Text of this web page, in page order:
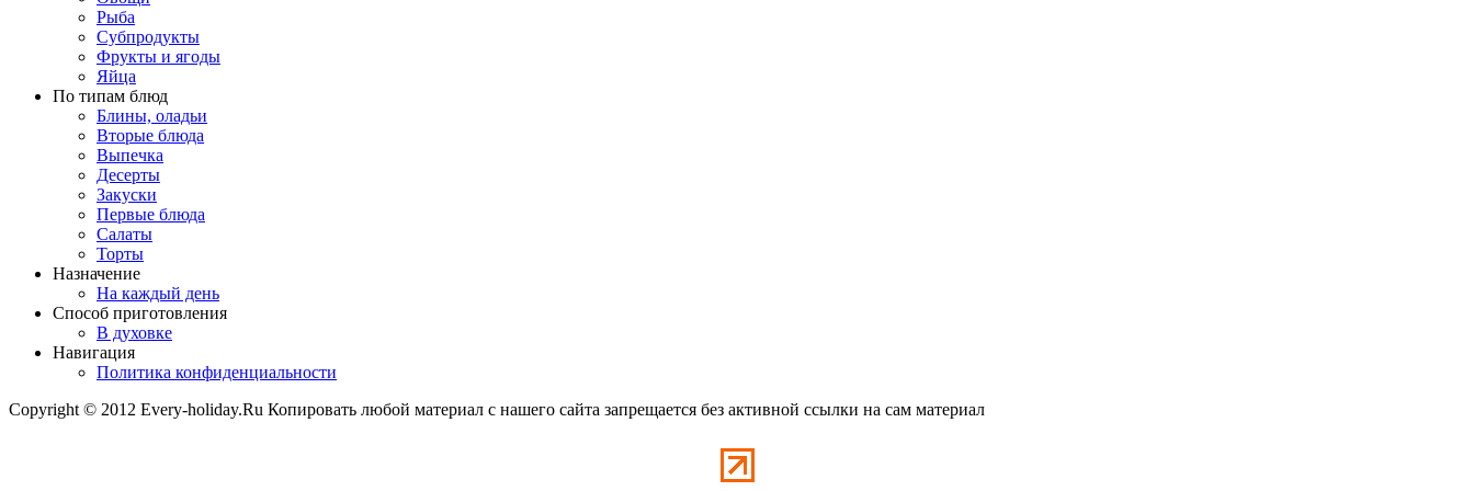
Рыба
Субпродукты
Фрукты и ягоды
Яйца
По типам блюд
Блины, оладьи
Вторые блюда
Выпечка
Десерты
Закуски
Первые блюда
Салаты
Торты
Назначение
На каждый день
Способ приготовления
В духовке
Навигация
Политика конфиденциальности
Copyright © 2012 Every-holiday.Ru Копировать любой материал с нашего сайта запрещается без активной ссылки на сам материал